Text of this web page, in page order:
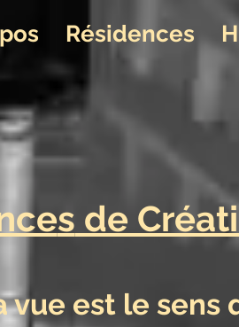
Résidences
s de
vue est le sens